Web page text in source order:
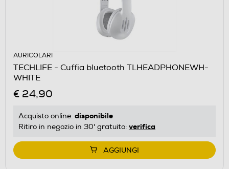
AURICOLARI
TECHLIFE - Cuffia bluetooth TLHEADPHONEWH-
WHITE
€ 24,90
Acquisto online: disponibile
Ritiro in negozio in 30' gratuito: verifica
AGGIUNGI